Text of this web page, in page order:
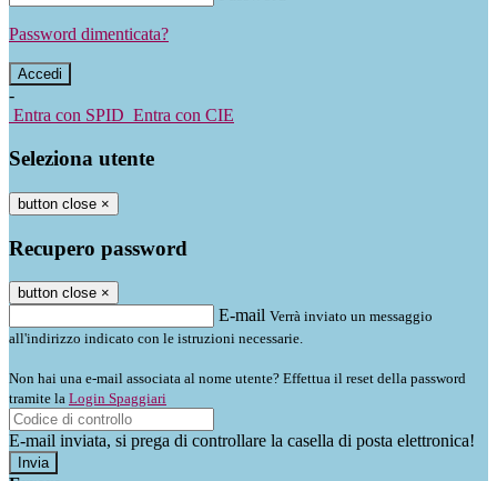
Password dimenticata?
-
Entra con SPID Entra con CIE
Seleziona utente
button close ×
Recupero password
button close ×
E-mail Verrà inviato un messaggio
all'indirizzo indicato con le istruzioni necessarie.
Non hai una e-mail associata al nome utente? Effettua il reset della password
tramite la Login Spaggiari
E-mail inviata, si prega di controllare la casella di posta elettronica!